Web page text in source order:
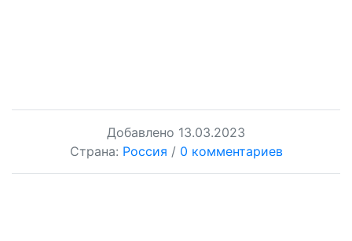
Добавлено 13.03.2023
Страна: Россия / 0 комментариев